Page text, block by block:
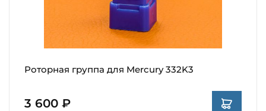
Роторная группа для Mercury 332K3
3 600 ₽